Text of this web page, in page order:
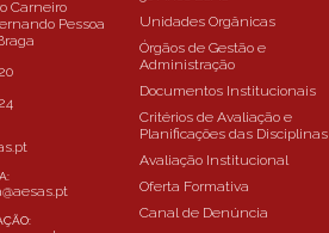
Carneiro
Pessoa
Unidades Orgânicas
Órgãos de Gestão e
Administração
Documentos Institucionais
Critérios de Avaliação e
Planificações das Disciplinas
Avaliação Institucional
Oferta Formativa
Canal de Denúncia